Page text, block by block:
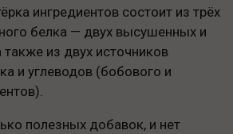
ингредиентов состоит из трёх
белка — двух высушенных и
из двух источников
и углеводов (бобового и
полезных добавок, и нет